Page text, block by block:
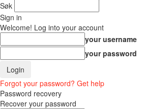
Søk
Sign in
Welcome! Log into your account
your username
your password
Forgot your password? Get help
Password recovery
Recover your password